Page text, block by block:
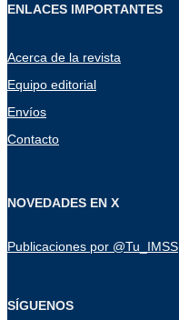
ENLACES IMPORTANTES
Acerca de la revista
Equipo editorial
Envíos
Contacto
NOVEDADES EN X
Publicaciones por @Tu_IMSS
SÍGUENOS